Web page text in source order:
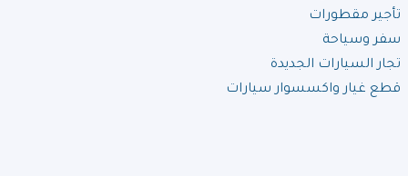
تأجير مقطورات
سفر وسياحة
تجار السيارات الجديدة
قطع غيار واكسسوار سيارات